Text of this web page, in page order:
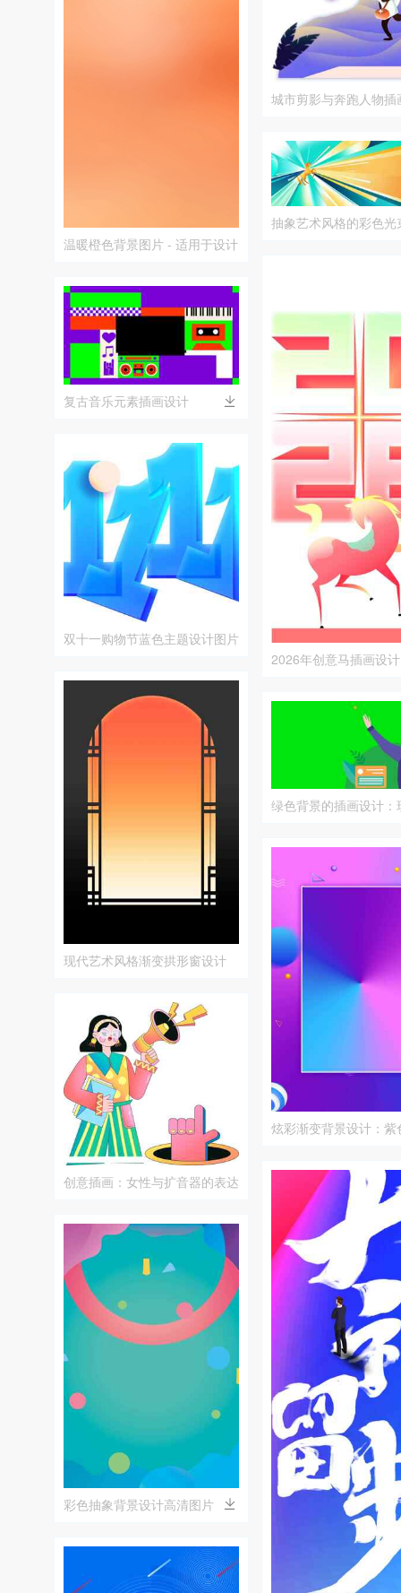
温暖橙色背景图片 - 适用于设计
复古音乐元素插画设计
双十一购物节蓝色主题设计图片
现代艺术风格渐变拱形窗设计
创意插画：女性与扩音器的表达
彩色抽象背景设计高清图片
城市剪影与奔跑人物插
抽象艺术风格的彩色光
2026年创意马插画设计
绿色背景的插画设计：
炫彩渐变背景设计：紫